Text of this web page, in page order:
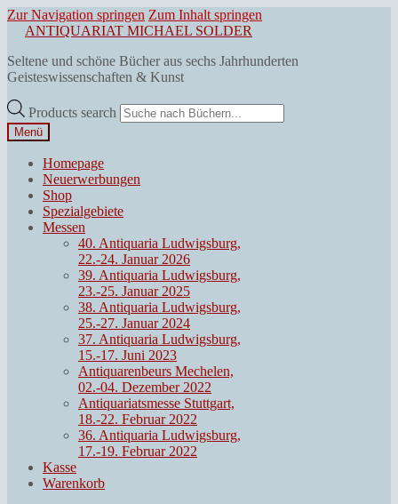
Zur Navigation springen Zum Inhalt springen
ANTIQUARIAT MICHAEL SOLDER
Seltene und schöne Bücher aus sechs Jahrhunderten
Geisteswissenschaften & Kunst
Products search
Menü
Homepage
Neuerwerbungen
Shop
Spezialgebiete
Messen
40. Antiquaria Ludwigsburg,
22.-24. Januar 2026
39. Antiquaria Ludwigsburg,
23.-25. Januar 2025
38. Antiquaria Ludwigsburg,
25.-27. Januar 2024
37. Antiquaria Ludwigsburg,
15.-17. Juni 2023
Antiquarenbeurs Mechelen,
02.-04. Dezember 2022
Antiquariatsmesse Stuttgart,
18.-22. Februar 2022
36. Antiquaria Ludwigsburg,
17.-19. Februar 2022
Kasse
Warenkorb